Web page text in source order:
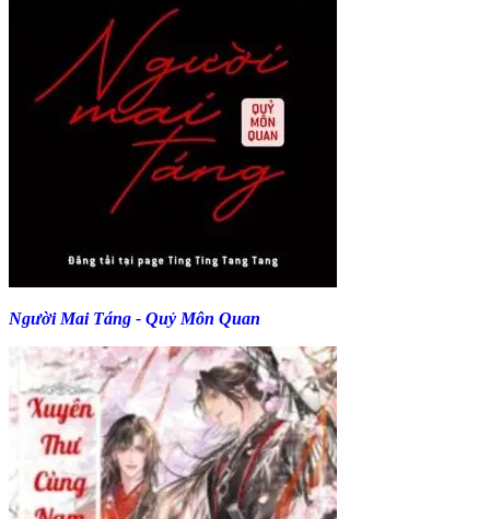
Người Mai Táng - Quỷ Môn Quan